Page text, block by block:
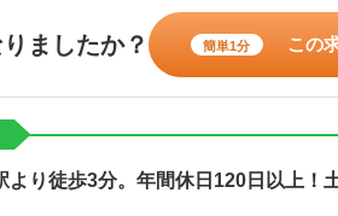
ましたか？ 簡単1分 この
より徒歩3分。年間休日120日以上！